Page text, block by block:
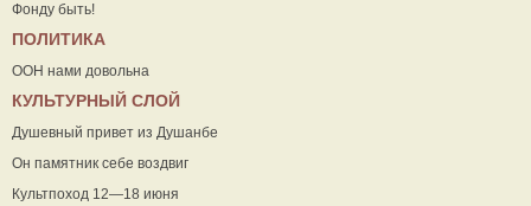
Фонду быть!
ПОЛИТИКА
ООН нами довольна
КУЛЬТУРНЫЙ СЛОЙ
Душевный привет из Душанбе
Он памятник себе воздвиг
Культпоход 12—18 июня